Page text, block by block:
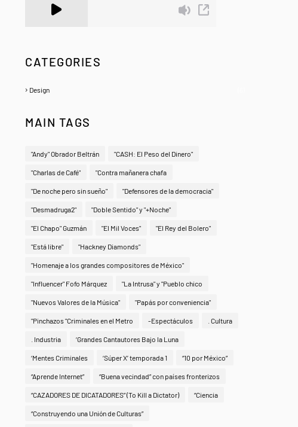
CATEGORIES
Design
MAIN TAGS
"Andy" Obrador Beltrán "CASH: El Peso del Dinero"
"Charlas de Café" "Contra mañanera chafa
"De noche pero sin sueño" "Defensores de la democracia"
"Desmadruga2" "Doble Sentido" y "+Noche"
"El Chapo" Guzmán "El Mil Voces" "El Rey del Bolero"
"Está libre" "Hackney Diamonds"
"Homenaje a los grandes compositores de México"
"Influencer" Fofo Márquez "La Intrusa" y "Pueblo chico
"Nuevos Valores de la Música" "Papás por conveniencia"
"Pinchazos "Criminales en el Metro -Espectáculos . Cultura
. Industria ‘Grandes Cantautores Bajo la Luna
‘Mentes Criminales ‘Súper X’ temporada 1 “10 por México”
“Aprende Internet” “Buena vecindad” con países fronterizos
“CAZADORES DE DICATADORES” (To Kill a Dictator) “Ciencia
“Construyendo una Unión de Culturas”